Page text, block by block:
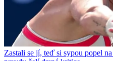
Zastali se jí, teď si sypou popel